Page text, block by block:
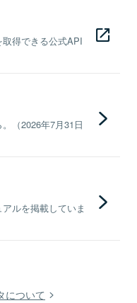
得できる公式API
（2026年7月31日
ルを掲載していま
について